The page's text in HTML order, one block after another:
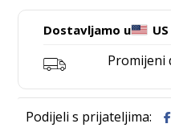
Dostavljamo u US
Promijeni